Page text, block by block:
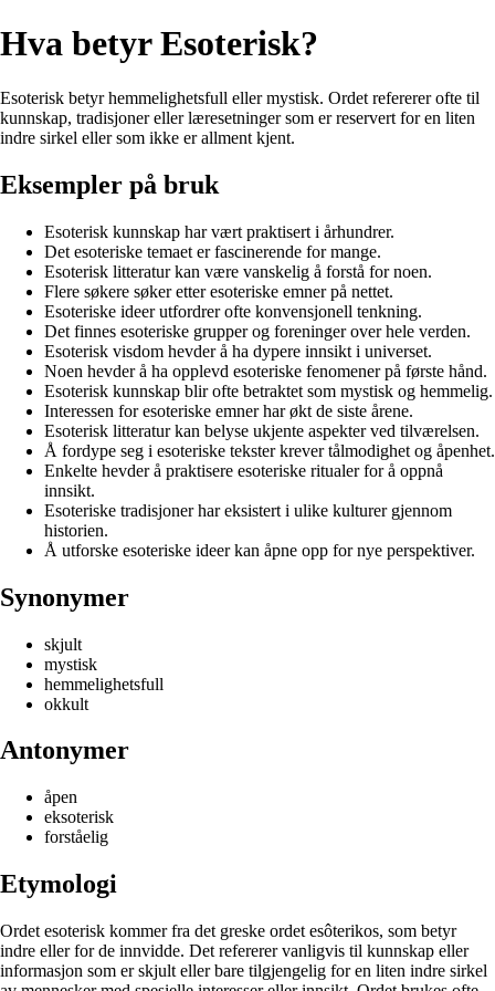
Hva betyr Esoterisk?
Esoterisk betyr hemmelighetsfull eller mystisk. Ordet refererer ofte til
kunnskap, tradisjoner eller læresetninger som er reservert for en liten
indre sirkel eller som ikke er allment kjent.
Eksempler på bruk
Esoterisk kunnskap har vært praktisert i århundrer.
Det esoteriske temaet er fascinerende for mange.
Esoterisk litteratur kan være vanskelig å forstå for noen.
Flere søkere søker etter esoteriske emner på nettet.
Esoteriske ideer utfordrer ofte konvensjonell tenkning.
Det finnes esoteriske grupper og foreninger over hele verden.
Esoterisk visdom hevder å ha dypere innsikt i universet.
Noen hevder å ha opplevd esoteriske fenomener på første hånd.
Esoterisk kunnskap blir ofte betraktet som mystisk og hemmelig.
Interessen for esoteriske emner har økt de siste årene.
Esoterisk litteratur kan belyse ukjente aspekter ved tilværelsen.
Å fordype seg i esoteriske tekster krever tålmodighet og åpenhet.
Enkelte hevder å praktisere esoteriske ritualer for å oppnå
innsikt.
Esoteriske tradisjoner har eksistert i ulike kulturer gjennom
historien.
Å utforske esoteriske ideer kan åpne opp for nye perspektiver.
Synonymer
skjult
mystisk
hemmelighetsfull
okkult
Antonymer
åpen
eksoterisk
forståelig
Etymologi
Ordet esoterisk kommer fra det greske ordet esôterikos, som betyr
indre eller for de innvidde. Det refererer vanligvis til kunnskap eller
informasjon som er skjult eller bare tilgjengelig for en liten indre sirkel